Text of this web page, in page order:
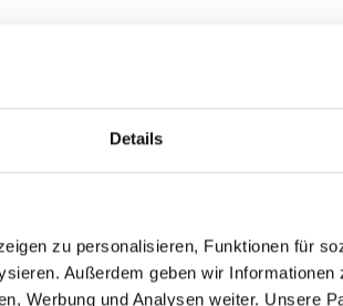
Details
zu personalisieren, Funktionen für
Außerdem geben wir Informationen
Werbung und Analysen weiter. Unsere
Zusätzliche Informationen